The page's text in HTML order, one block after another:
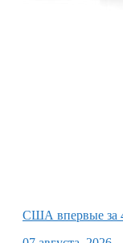
США впервые за